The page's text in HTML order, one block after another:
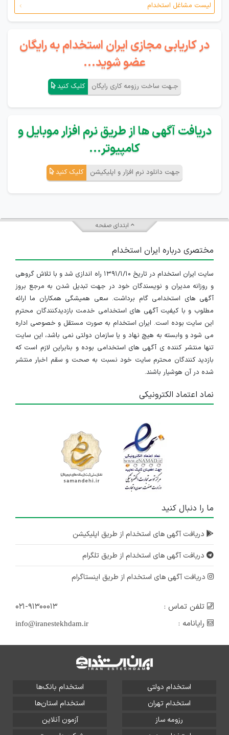
لیست مشاغل استخدام
در کاریابی مجازی ایران استخدام به رایگان
عضو شوید...
جـهت ساخت رزومه کاری رایگان کلیک کنید
دریافت آگهی ها از طریق نرم افزار موبایل و
کامپیوتر...
جهت دانلود نرم افزار و اپلیکیشن کلیک کنید
ابتدای صفحه
مختصری درباره ایران استخدام
سایت ایران استخدام در تاریخ ۱۳۹۱/۱/۱۰ راه اندازی شد و با تلاش گروهی
و روزانه مدیران و نویسندگان خود در جهت تبدیل شدن به مرجع بروز
آگهی های استخدامی گام برداشت. سعی همیشگی همکاران ما ارائه
مطلوب و با کیفیت آگهی های استخدامی خدمت بازدیدکنندگان محترم
این سایت بوده است. ایران استخدام به صورت مستقل و خصوصی اداره
می شود و وابسته به هیچ نهاد و یا سازمان دولتی نمی باشد، این سایت
تنها منتشر کننده ی آگهی های استخدامی بوده و بنابراین لازم است که
بازدید کنندگان محترم سایت خود نسبت به صحت و سقم اخبار منتشر
شده در آن هوشیار باشند.
نماد اعتماد الکترونیکی
ما را دنبال کنید
دریافت آگهی های استخدام از طریق اپلیکیشن
دریافت آگهی های استخدام از طریق تلگرام
دریافت آگهی های استخدام از طریق اینستاگرام
تلفن تماس :
۰۲۱-۹۱۳۰۰۰۱۳
رایانامه :
info@iranestekhdam.ir
استخدام دولتی
استخدام بانک‌ها
استخدام تهران
استخدام استان‌ها
رزومه ساز
آزمون آنلاین